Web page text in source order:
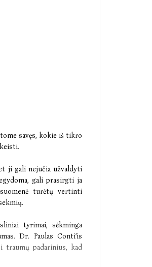
savęs, kokie iš tikro
ji gali nejučia užvaldyti
gali prasirgti ja
turėtų vertinti
tyrimai, sėkminga
Dr. Paulas Conti’is
traumų padarinius, kad